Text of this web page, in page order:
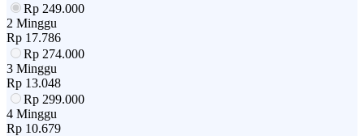
Rp 249.000
2 Minggu
Rp 17.786
Rp 274.000
3 Minggu
Rp 13.048
Rp 299.000
4 Minggu
Rp 10.679